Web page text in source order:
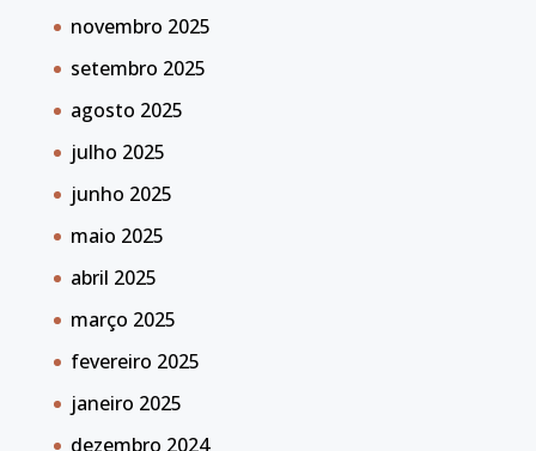
novembro 2025
setembro 2025
agosto 2025
julho 2025
junho 2025
maio 2025
abril 2025
março 2025
fevereiro 2025
janeiro 2025
dezembro 2024